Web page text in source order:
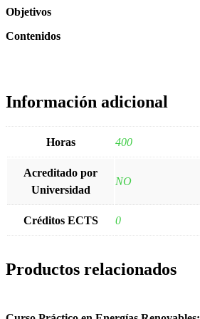
Objetivos
Contenidos
Información adicional
Horas 400
Acreditado por
Universidad
NO
Créditos ECTS 0
Productos relacionados